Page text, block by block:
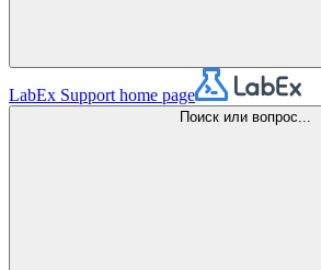
LabEx Support home page
Поиск или вопрос...